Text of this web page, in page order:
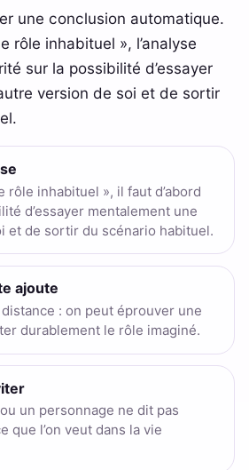
une conclusion automatique.
rôle inhabituel », l’analyse
sur la possibilité d’essayer
version de soi et de sortir
rôle inhabituel », il faut d’abord
d’essayer mentalement une
et de sortir du scénario habituel.
ajoute
: on peut éprouver une
durablement le rôle imaginé.
un personnage ne dit pas
que l’on veut dans la vie